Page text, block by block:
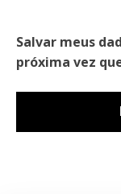
Salvar meus
próxima vez